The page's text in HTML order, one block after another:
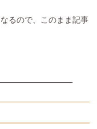
るので、このまま記事